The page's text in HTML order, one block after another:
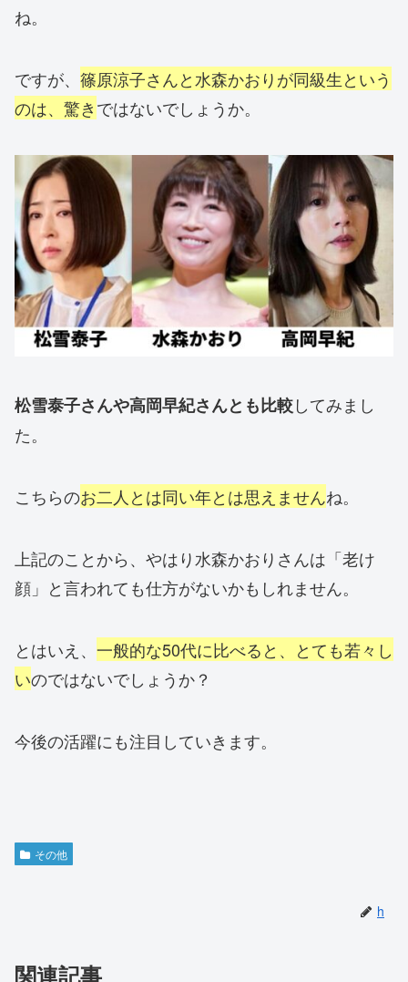
ね。
ですが、 篠原涼子さんと水森かおりが同級生という
のは、驚きではないでしょうか。
松雪泰子さんや高岡早紀さんとも比較してみまし
た。
こちらのお二人とは同い年とは思えませんね。
上記のことから、やはり水森かおりさんは「老け
顔」と言われても仕方がないかもしれません。
とはいえ、 一般的な50代に比べると、とても若々し
いのではないでしょうか？
今後の活躍にも注目していきます。
その他
h
関連記事